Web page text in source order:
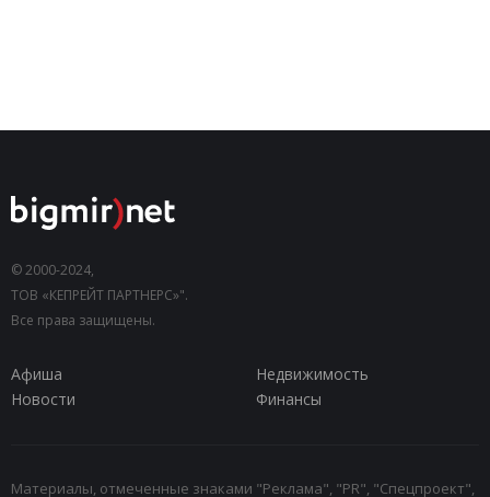
© 2000-2024,
ТОВ «КЕПРЕЙТ ПАРТНЕРС»".
Все права защищены.
Афиша
Недвижимость
Новости
Финансы
Материалы, отмеченные знаками "Реклама", "PR", "Спецпроект",